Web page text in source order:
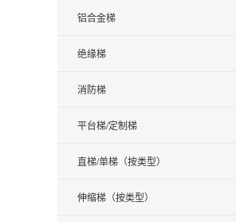
铝合金梯
绝缘梯
消防梯
平台梯/定制梯
直梯/单梯（按类型）
伸缩梯（按类型）